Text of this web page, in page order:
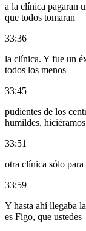
a la clínica pagaran
que todos tomaran
33:36
la clínica. Y fue un
todos los menos
33:45
pudientes de los
humildes, hiciéramos
33:51
otra clínica sólo
33:59
Y hasta ahí llegaba
es Figo, que ustedes